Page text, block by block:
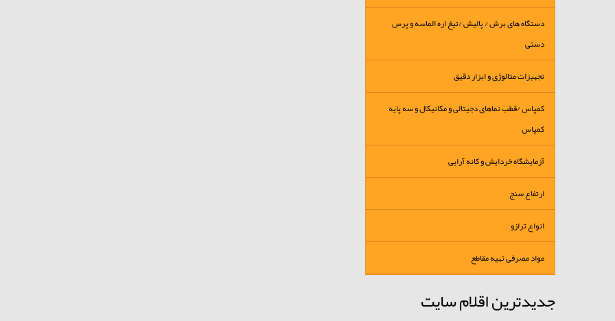
دستگاه های برش / پالیش /تیغ اره الماسه و پرس
دستی
تجهیزات متالوژی و ابزار دقیق
کمپاس /قطب نماهای دجیتالی و مکانیکال و سه پایه
کمپاس
آزمایشگاه خردایش و کانه آرایی
ارتفاع سنج
انواع ترازو
مواد مصرفی تهیه مقاطع
جدیدترین اقلام سایت